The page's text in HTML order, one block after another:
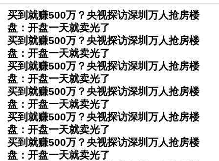
买到就赚500万？央视探访深圳万人抢房楼
盘：开盘一天就卖光了
买到就赚500万？央视探访深圳万人抢房楼
盘：开盘一天就卖光了
买到就赚500万？央视探访深圳万人抢房楼
盘：开盘一天就卖光了
买到就赚500万？央视探访深圳万人抢房楼
盘：开盘一天就卖光了
买到就赚500万？央视探访深圳万人抢房楼
盘：开盘一天就卖光了
买到就赚500万？央视探访深圳万人抢房楼
盘：开盘一天就卖光了